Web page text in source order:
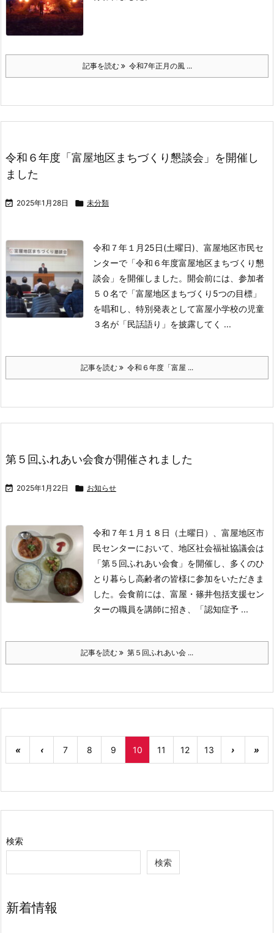
記事を読む 令和7年正月の風 ...
令和６年度「富屋地区まちづくり懇談会」を開催し
ました
 2025年1月28日  未分類
令和７年１月25日(土曜日)、富屋地区市民セ
ンターで「令和６年度富屋地区まちづくり懇
談会」を開催しました。 開会前には、参加者
５０名で「富屋地区まちづくり5つの目標」
を唱和し、特別発表として富屋小学校の児童
３名が「民話語り」を披露してく ...
記事を読む 令和６年度「富屋 ...
第５回ふれあい会食が開催されました
 2025年1月22日  お知らせ
令和７年１月１８日（土曜日）、富屋地区市
民センターにおいて、地区社会福祉協議会は
「第５回ふれあい会食」を開催し、多くのひ
とり暮らし高齢者の皆様に参加をいただきま
した。 会食前には、富屋・篠井包括支援セン
ターの職員を講師に招き、「認知症予 ...
記事を読む 第５回ふれあい会 ...
« ‹ 7 8 9 10 11 12 13 › »
検索
検索
新着情報